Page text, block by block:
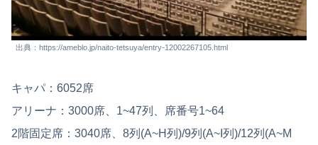
出典：https://ameblo.jp/naito-tetsuya/entry-12002267105.html
キャパ：6052席
アリーナ：3000席、1~47列、席番号1~64
2階固定席：3040席、8列(A~H列)/9列(A~I列)/12列(A~M